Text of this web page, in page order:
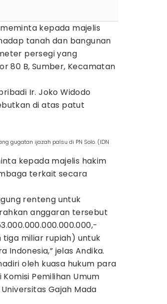
kepada majelis
tanah dan bangunan
persegi yang
80 B, Sumber, Kecamatan
Ir. Joko Widodo
di atas patut
gugatan ijazah palsu di PN Solo. (IDN
kepada majelis hakim
terkait secara
renteng untuk
anggaran tersebut
miliar rupiah) untuk
jelas Andika.
oleh kuasa hukum para
Pemilihan Umum
Gajah Mada